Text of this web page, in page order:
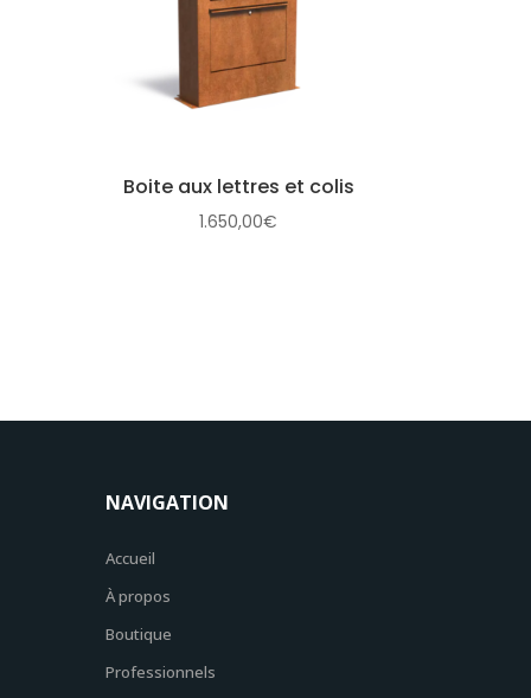
Boite aux lettres et colis
1.650,00€
NAVIGATION
Accueil
À propos
Boutique
Professionnels